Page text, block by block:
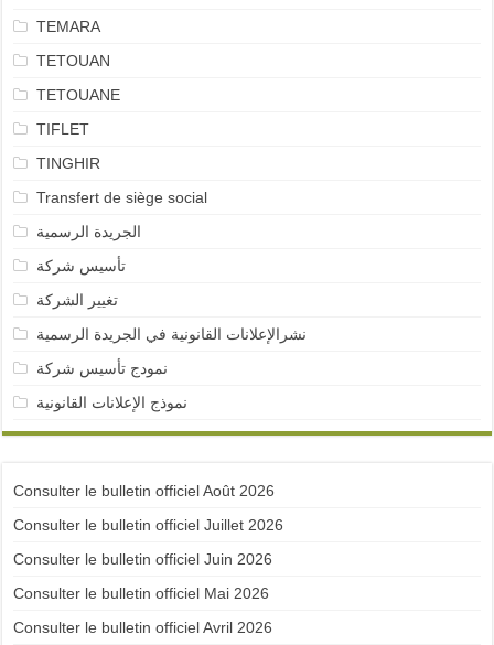
TEMARA
TETOUAN
TETOUANE
TIFLET
TINGHIR
Transfert de siège social
الجريدة الرسمية
تأسيس شركة
تغيير الشركة
نشرالإعلانات القانونية في الجريدة الرسمية
نمودج تأسيس شركة
نموذج الإعلانات القانونية
Consulter le bulletin officiel Août 2026
Consulter le bulletin officiel Juillet 2026
Consulter le bulletin officiel Juin 2026
Consulter le bulletin officiel Mai 2026
Consulter le bulletin officiel Avril 2026